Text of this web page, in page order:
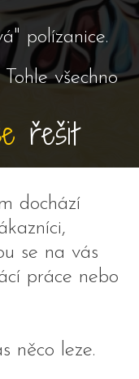
polízanice.
všechno
řešit
dochází
se na vás
práce nebo
něco leze.